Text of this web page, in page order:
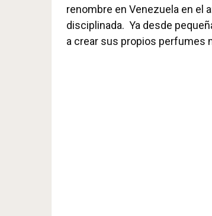
renombre en Venezuela en el
disciplinada. Ya desde
a crear sus propios perfumes